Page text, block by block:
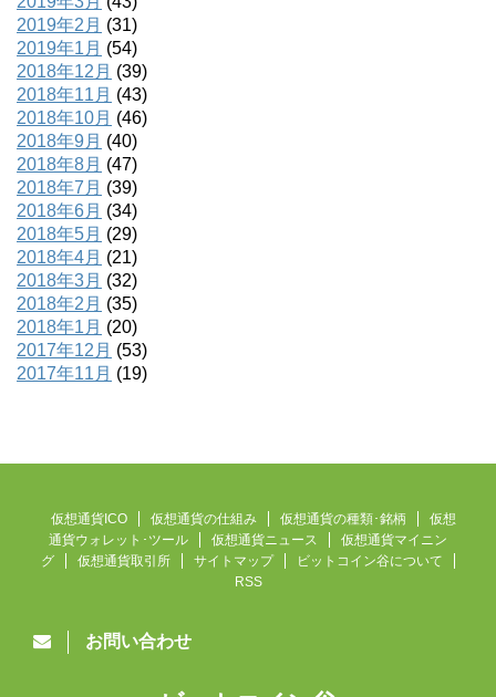
2019年2月 (31)
2019年1月 (54)
2018年12月 (39)
2018年11月 (43)
2018年10月 (46)
2018年9月 (40)
2018年8月 (47)
2018年7月 (39)
2018年6月 (34)
2018年5月 (29)
2018年4月 (21)
2018年3月 (32)
2018年2月 (35)
2018年1月 (20)
2017年12月 (53)
2017年11月 (19)
仮想通貨ICO 仮想通貨の仕組み 仮想通貨の種類･銘柄
仮想
通貨ウォレット･ツール
仮想通貨ニュース
仮想通貨マイニン
グ
仮想通貨取引所 サイトマップ
ビットコイン谷について
RSS
お問い合わせ